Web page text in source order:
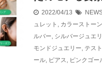
2022/04/13
ュレット , カラーストーン
ルバー, シルバージュエ
モンドジュエリー, テスト
ール, ピアス, ピンクゴー